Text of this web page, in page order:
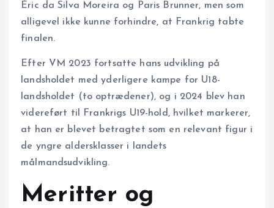
Éric da Silva Moreira og Paris Brunner, men som
alligevel ikke kunne forhindre, at Frankrig tabte
finalen.
Efter VM 2023 fortsatte hans udvikling på
landsholdet med yderligere kampe for U18-
landsholdet (to optrædener), og i 2024 blev han
videreført til Frankrigs U19-hold, hvilket markerer,
at han er blevet betragtet som en relevant figur i
de yngre aldersklasser i landets
målmandsudvikling.
Meritter og